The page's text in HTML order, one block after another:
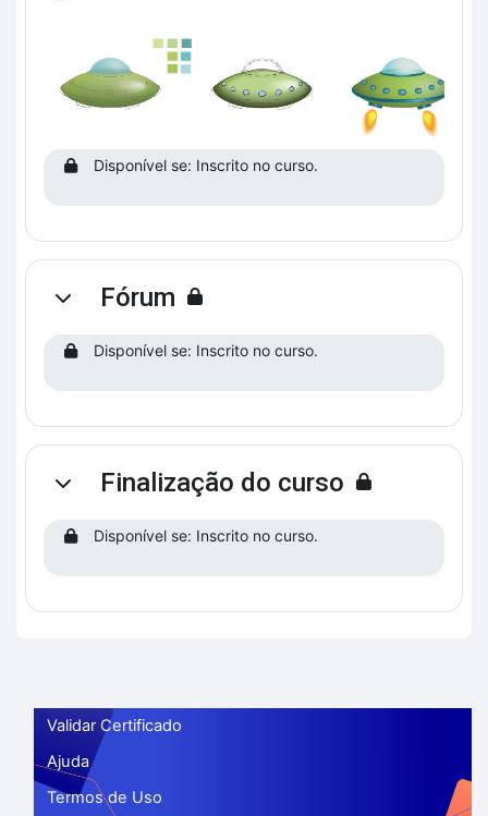
Disponível se: Inscrito no curso.
ContrairFórum
Disponível se: Inscrito no curso.
ContrairFinalização do curso
Disponível se: Inscrito no curso.
Validar Certificado
Ajuda
Termos de Uso